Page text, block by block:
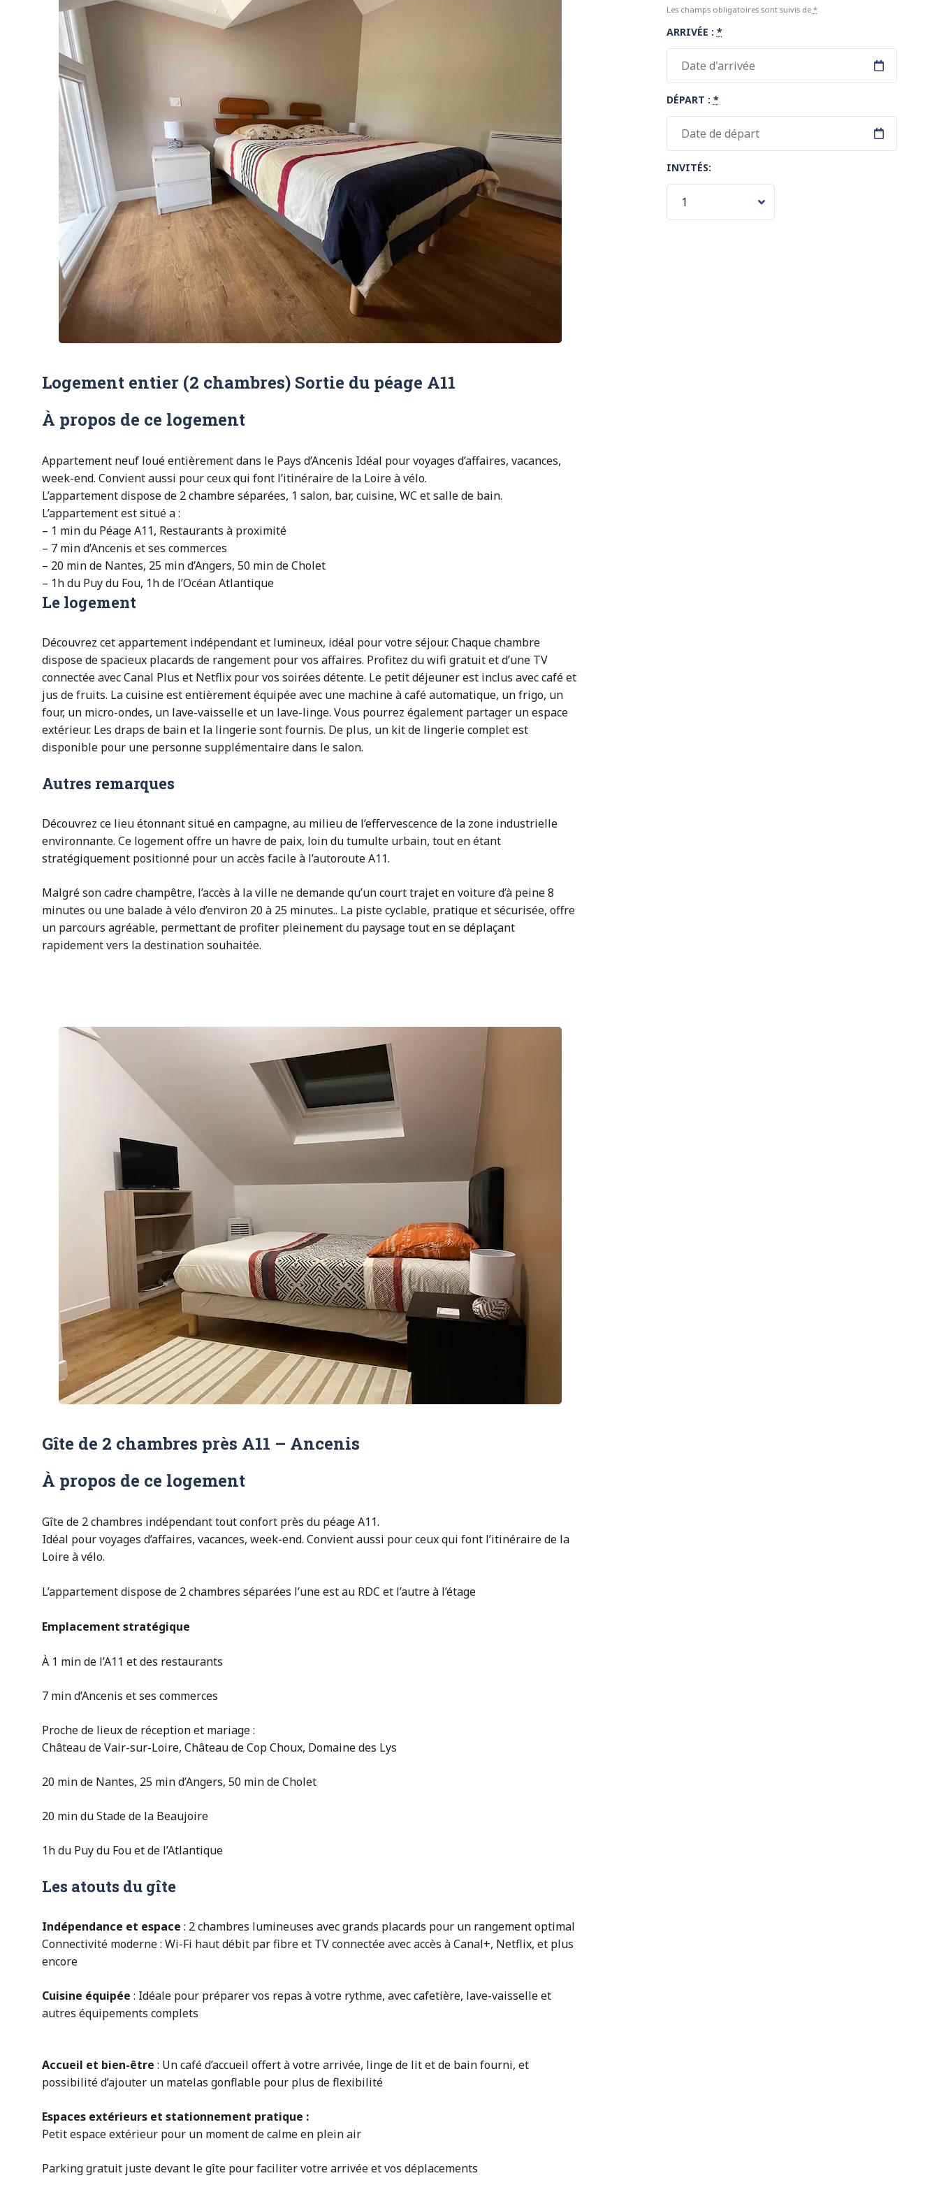
Logement entier (2 chambres) Sortie du péage A11
À propos de ce logement
Appartement neuf loué entièrement dans le Pays d’Ancenis Idéal pour voyages d’affaires, vacances,
week-end. Convient aussi pour ceux qui font l’itinéraire de la Loire à vélo.
L’appartement dispose de 2 chambre séparées, 1 salon, bar, cuisine, WC et salle de bain.
L’appartement est situé a :
– 1 min du Péage A11, Restaurants à proximité
– 7 min d’Ancenis et ses commerces
– 20 min de Nantes, 25 min d’Angers, 50 min de Cholet
– 1h du Puy du Fou, 1h de l’Océan Atlantique
Le logement
Découvrez cet appartement indépendant et lumineux, idéal pour votre séjour. Chaque chambre
dispose de spacieux placards de rangement pour vos affaires. Profitez du wifi gratuit et d’une TV
connectée avec Canal Plus et Netflix pour vos soirées détente. Le petit déjeuner est inclus avec café et
jus de fruits. La cuisine est entièrement équipée avec une machine à café automatique, un frigo, un
four, un micro-ondes, un lave-vaisselle et un lave-linge. Vous pourrez également partager un espace
extérieur. Les draps de bain et la lingerie sont fournis. De plus, un kit de lingerie complet est
disponible pour une personne supplémentaire dans le salon.
Autres remarques
Découvrez ce lieu étonnant situé en campagne, au milieu de l’effervescence de la zone industrielle
environnante. Ce logement offre un havre de paix, loin du tumulte urbain, tout en étant
stratégiquement positionné pour un accès facile à l’autoroute A11.
Malgré son cadre champêtre, l’accès à la ville ne demande qu’un court trajet en voiture d’à peine 8
minutes ou une balade à vélo d’environ 20 à 25 minutes.. La piste cyclable, pratique et sécurisée, offre
un parcours agréable, permettant de profiter pleinement du paysage tout en se déplaçant
rapidement vers la destination souhaitée.
Gîte de 2 chambres près A11 – Ancenis
À propos de ce logement
Gîte de 2 chambres indépendant tout confort près du péage A11.
Idéal pour voyages d’affaires, vacances, week-end. Convient aussi pour ceux qui font l’itinéraire de la
Loire à vélo.
L’appartement dispose de 2 chambres séparées l’une est au RDC et l’autre à l’étage
Emplacement stratégique
À 1 min de l’A11 et des restaurants
7 min d’Ancenis et ses commerces
Proche de lieux de réception et mariage :
Château de Vair-sur-Loire, Château de Cop Choux, Domaine des Lys
20 min de Nantes, 25 min d’Angers, 50 min de Cholet
20 min du Stade de la Beaujoire
1h du Puy du Fou et de l’Atlantique
Les atouts du gîte
Indépendance et espace : 2 chambres lumineuses avec grands placards pour un rangement optimal
Connectivité moderne : Wi-Fi haut débit par fibre et TV connectée avec accès à Canal+, Netflix, et plus
encore
Cuisine équipée : Idéale pour préparer vos repas à votre rythme, avec cafetière, lave-vaisselle et
autres équipements complets
Accueil et bien-être : Un café d’accueil offert à votre arrivée, linge de lit et de bain fourni, et
possibilité d’ajouter un matelas gonflable pour plus de flexibilité
Espaces extérieurs et stationnement pratique :
Petit espace extérieur pour un moment de calme en plein air
Parking gratuit juste devant le gîte pour faciliter votre arrivée et vos déplacements
Les champs obligatoires sont suivis de *
ARRIVÉE : *
DÉPART : *
INVITÉS: